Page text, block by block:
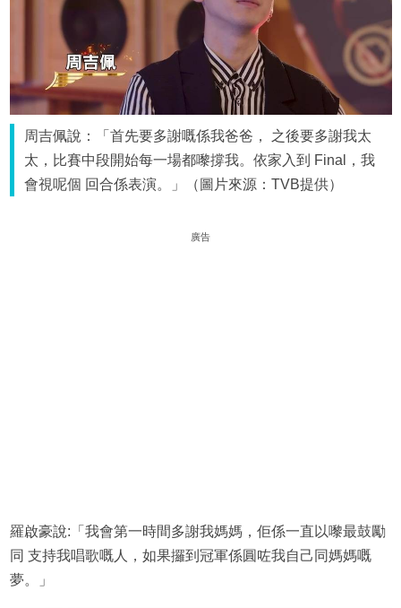
周吉佩說：「首先要多謝嘅係我爸爸， 之後要多謝我太
太，比賽中段開始每一場都嚟撐我。依家入到 Final，我
會視呢個 回合係表演。」（圖片來源：TVB提供）
廣告
羅啟豪說:「我會第一時間多謝我媽媽，佢係一直以嚟最鼓勵
同 支持我唱歌嘅人，如果攞到冠軍係圓咗我自己同媽媽嘅
夢。」